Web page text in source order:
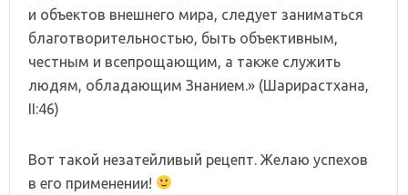
и объектов внешнего мира, следует заниматься
благотворительностью, быть объективным,
честным и всепрощающим, а также служить
людям, обладающим Знанием.» (Шарирастхана,
II:46)
Вот такой незатейливый рецепт. Желаю успехов
в его применении!